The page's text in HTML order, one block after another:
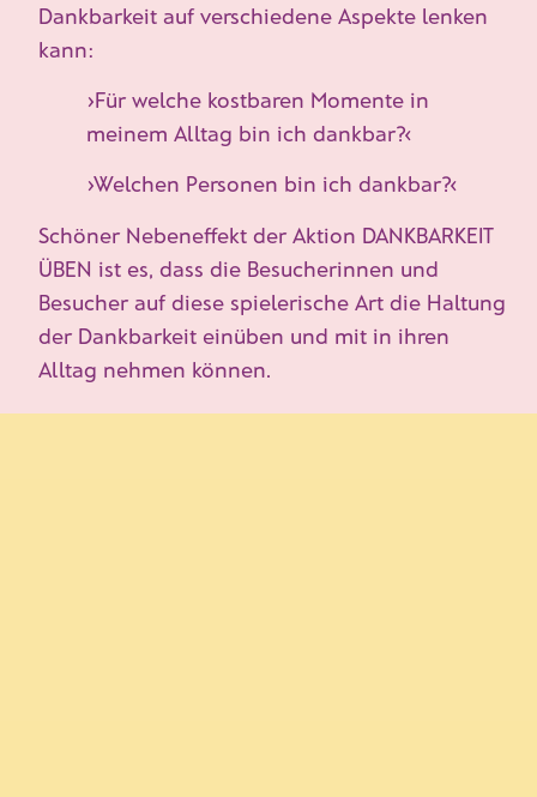
Dankbarkeit auf verschiedene Aspekte lenken
kann:
›Für welche kostbaren Momente in
meinem Alltag bin ich dankbar?‹
›Welchen Personen bin ich dankbar?‹
Schöner Nebeneffekt der Aktion DANKBARKEIT
ÜBEN ist es, dass die Besucherinnen und
Besucher auf diese spielerische Art die Haltung
der Dankbarkeit einüben und mit in ihren
Alltag nehmen können.